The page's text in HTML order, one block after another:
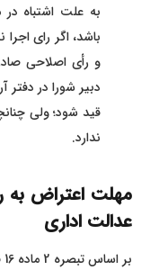
به علت اشتباه
باشد، اگر رای
و رأی اصلاحی
دبیر شورا در دفتر
قید شود؛ ولی
ندارد.
مهلت اعتراض به
عدالت اداری